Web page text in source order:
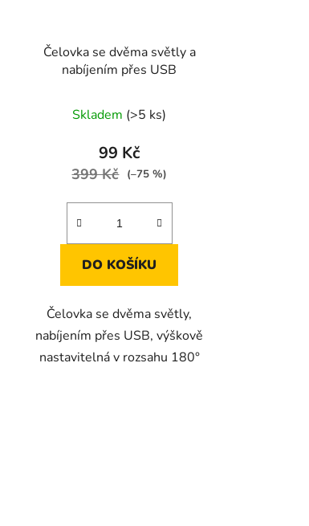
Čelovka se dvěma světly a
nabíjením přes USB
Skladem (>5 ks)
99 Kč
399 Kč (–75 %)
DO KOŠÍKU
Čelovka se dvěma světly,
nabíjením přes USB, výškově
nastavitelná v rozsahu 180°